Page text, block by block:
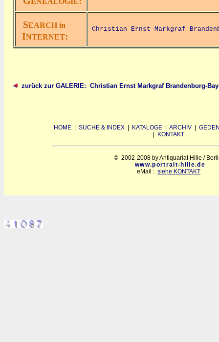
SEARCH in
INTERNET:
Christian Ernst Markgraf
zurück zur GALERIE: Christian Ernst Markgraf Brandenburg-
HOME SUCHE & INDEX KATALOGE ARCHIV
KONTAKT
© 2002-2008 by Antiquariat Hille /
www.portrait-hille.de
eMail : siehe KONTAKT